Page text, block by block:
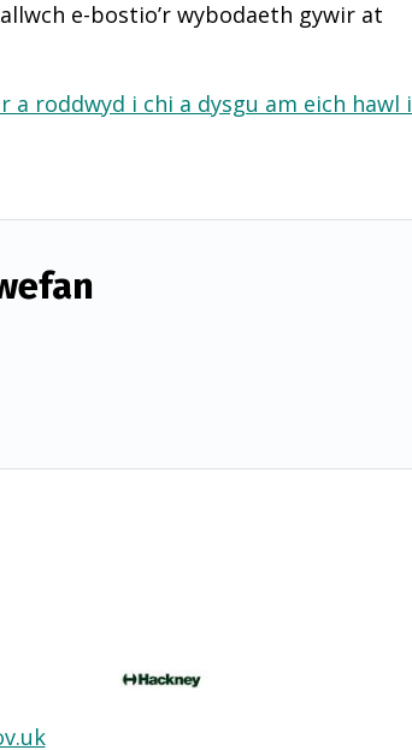
e-bostio’r wybodaeth gywir at
a roddwyd i chi a dysgu am eich hawl i